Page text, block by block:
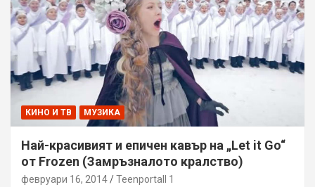
КИНО И ТВ МУЗИКА
Най-красивият и епичен кавър на „Let it Go“
от Frozen (Замръзналото кралство)
февруари 16, 2014 Teenportall 1